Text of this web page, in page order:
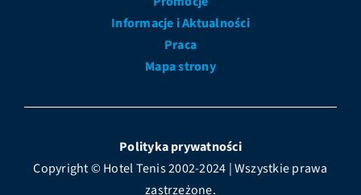
Informacje i Aktualności
Praca
Mapa strony
Polityka prywatności
Copyright © Hotel Tenis 2002-2024 | Wszystkie prawa
zastrzeżone.